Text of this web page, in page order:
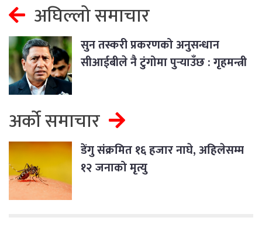
अघिल्लो समाचार
सुन तस्करी प्रकरणको अनुसन्धान
सीआईबीले नै टुंगोमा पुर्‍याउँछ : गृहमन्त्री
अर्को समाचार
डेंगु संक्रमित १६ हजार नाघे, अहिलेसम्म
१२ जनाको मृत्यु